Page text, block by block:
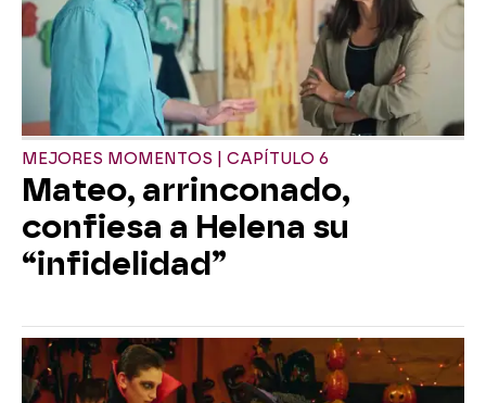
MEJORES MOMENTOS | CAPÍTULO 6
Mateo, arrinconado,
confiesa a Helena su
“infidelidad”